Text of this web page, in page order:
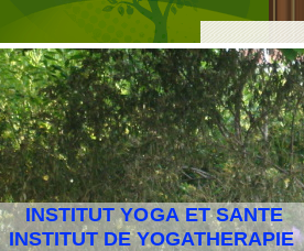
YOGA ET SANTE
DE YOGATHERAPIE